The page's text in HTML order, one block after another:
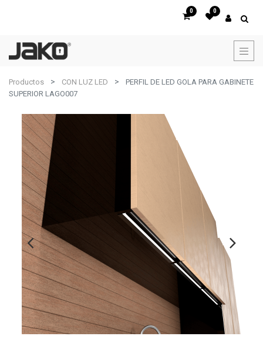
0 0
Productos CON LUZ LED
PERFIL DE LED GOLA PARA GABINETE
SUPERIOR LAGO007